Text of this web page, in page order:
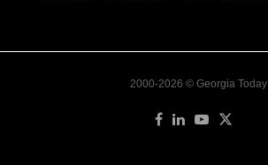
2000-2026 © Georgia Today